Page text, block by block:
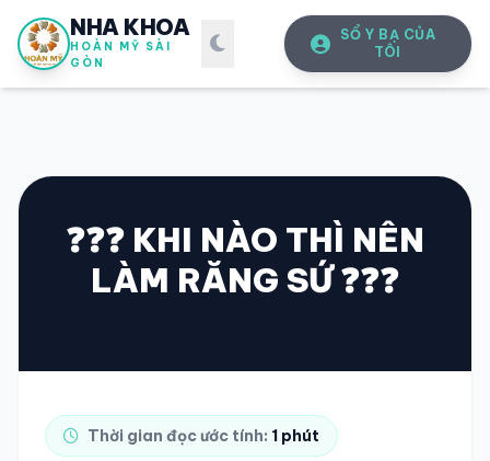
NHA KHOA
HOÀN MỸ SÀI
GÒN
SỔ Y BẠ CỦA
TÔI
SỔ Y BẠĐIỆN TỬ
SỐ ĐIỆN THOẠI
❓❓❓ KHI NÀO THÌ NÊN
LÀM RĂNG SỨ ❓❓❓
Thời gian đọc ước tính: 1 phút